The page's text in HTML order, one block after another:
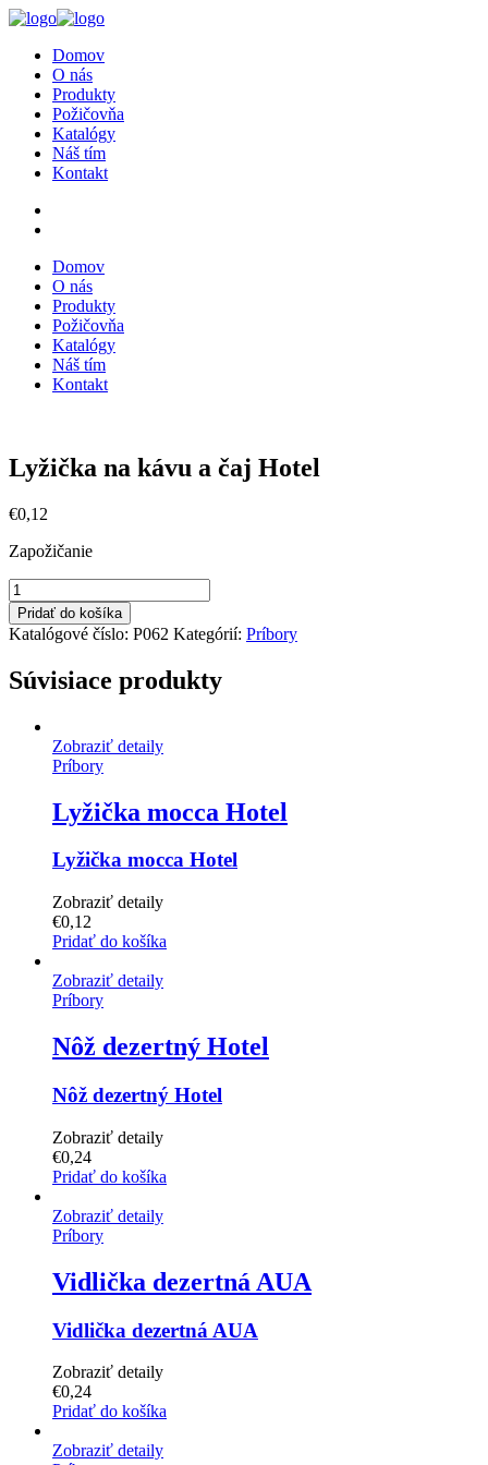
Domov
O nás
Produkty
Požičovňa
Katalógy
Náš tím
Kontakt
Domov
O nás
Produkty
Požičovňa
Katalógy
Náš tím
Kontakt
Lyžička na kávu a čaj Hotel
€0,12
Zapožičanie
množstvo
Lyžička
na
kávu
čaj
Pridať do košíka
Katalógové číslo: P062 Kategórií: Príbory
Súvisiace produkty
Zobraziť detaily
Príbory
Lyžička mocca Hotel
Lyžička mocca Hotel
Zobraziť detaily
€0,12
Pridať do košíka
Zobraziť detaily
Príbory
Nôž dezertný Hotel
Nôž dezertný Hotel
Zobraziť detaily
€0,24
Pridať do košíka
Zobraziť detaily
Príbory
Vidlička dezertná AUA
Vidlička dezertná AUA
Zobraziť detaily
€0,24
Pridať do košíka
Zobraziť detaily